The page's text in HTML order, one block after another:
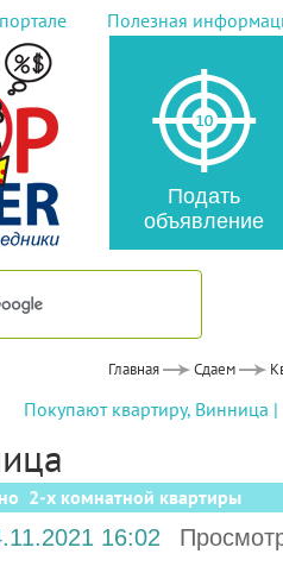
Полезная
Подать
объявление
Главная Сдаем
Покупают квартиру, Винница |
2-х комнатной квартиры
16:02